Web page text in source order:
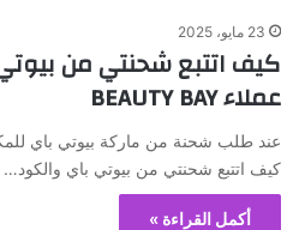
23 مايو، 2025
كيف اتتبع شحنتي من
عملاء BEAUTY BAY
عند طلب شحنة من ماركة بيوتي باي
كيف اتتبع شحنتي من بيوتي باي والكود…
أكمل القراءة »